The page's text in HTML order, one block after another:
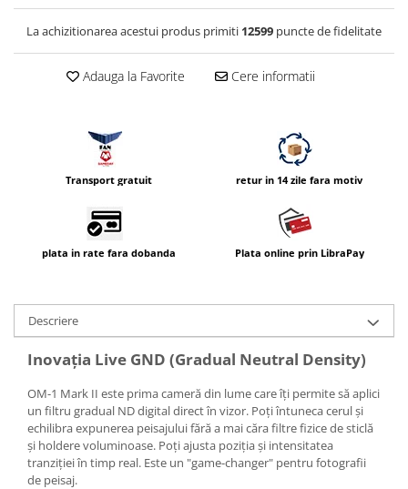
La achizitionarea acestui produs primiti 12599 puncte de fidelitate
Adauga la Favorite Cere informatii
Transport gratuit retur in 14 zile fara motiv
plata in rate fara dobanda Plata online prin LibraPay
Descriere
Inovația Live GND (Gradual Neutral Density)
OM-1 Mark II este prima cameră din lume care îți permite să aplici
un filtru gradual ND digital direct în vizor. Poți întuneca cerul și
echilibra expunerea peisajului fără a mai căra filtre fizice de sticlă
și holdere voluminoase. Poți ajusta poziția și intensitatea
tranziției în timp real. Este un "game-changer" pentru fotografii
de peisaj.